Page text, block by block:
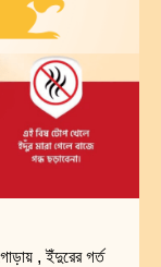
, ইঁদুরের গর্ত